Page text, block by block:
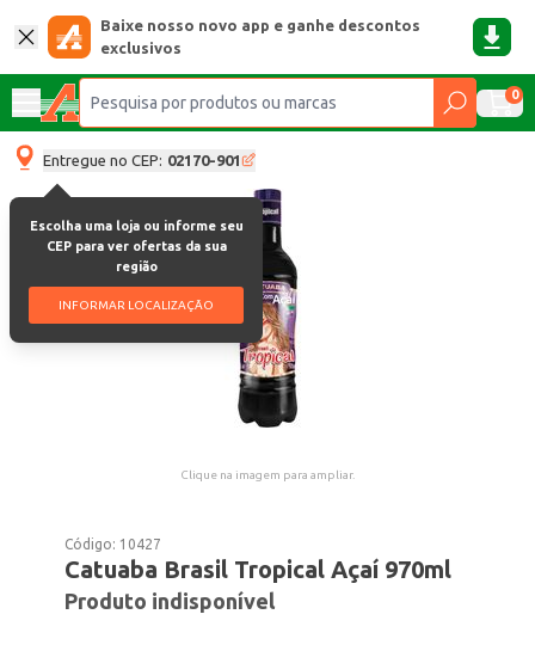
Baixe nosso novo app e ganhe descontos
exclusivos
0
Entregue no CEP: 02170-901
Escolha uma loja ou informe seu
CEP para ver ofertas da sua
região
INFORMAR LOCALIZAÇÃO
Clique na imagem para ampliar.
Código: 10427
Catuaba Brasil Tropical Açaí 970ml
Produto indisponível